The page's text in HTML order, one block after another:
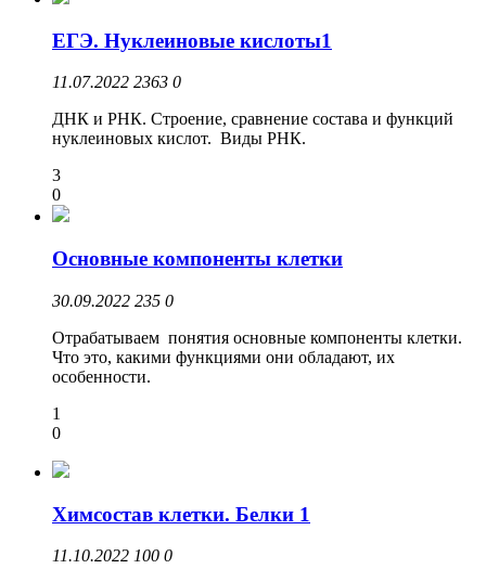
ЕГЭ. Нуклеиновые кислоты1
11.07.2022 2363 0
ДНК и РНК. Строение, сравнение состава и функций
нуклеиновых кислот. Виды РНК.
3
0
Основные компоненты клетки
30.09.2022 235 0
Отрабатываем понятия основные компоненты клетки.
Что это, какими функциями они обладают, их
особенности.
1
0
Химсостав клетки. Белки 1
11.10.2022 100 0